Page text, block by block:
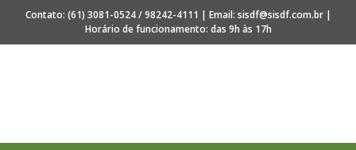
Contato: (61) 3081-0524 / 98242-4111 | Email: sisdf@sisdf.com.br |
Horário de funcionamento: das 9h às 17h